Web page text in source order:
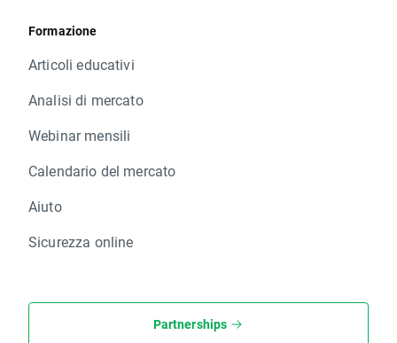
Formazione
Articoli educativi
Analisi di mercato
Webinar mensili
Calendario del mercato
Aiuto
Sicurezza online
Partnerships